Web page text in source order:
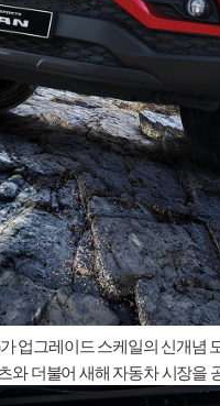
가 업그레이드 스케일의 신개념
와 더불어 새해 자동차 시장을